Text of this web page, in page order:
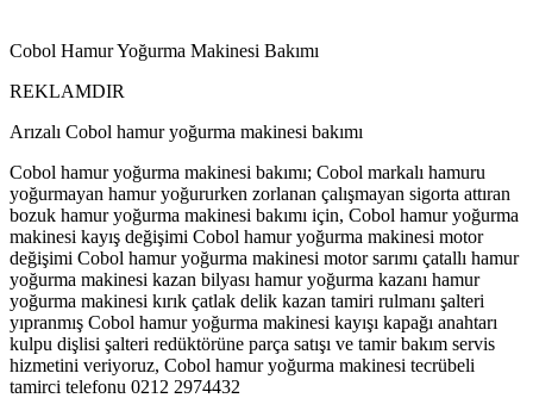
Cobol Hamur Yoğurma Makinesi Bakımı
REKLAMDIR
Arızalı Cobol hamur yoğurma makinesi bakımı
Cobol hamur yoğurma makinesi bakımı; Cobol markalı hamuru
yoğurmayan hamur yoğururken zorlanan çalışmayan sigorta attıran
bozuk hamur yoğurma makinesi bakımı için, Cobol hamur yoğurma
makinesi kayış değişimi Cobol hamur yoğurma makinesi motor
değişimi Cobol hamur yoğurma makinesi motor sarımı çatallı hamur
yoğurma makinesi kazan bilyası hamur yoğurma kazanı hamur
yoğurma makinesi kırık çatlak delik kazan tamiri rulmanı şalteri
yıpranmış Cobol hamur yoğurma makinesi kayışı kapağı anahtarı
kulpu dişlisi şalteri redüktörüne parça satışı ve tamir bakım servis
hizmetini veriyoruz, Cobol hamur yoğurma makinesi tecrübeli
tamirci telefonu 0212 2974432